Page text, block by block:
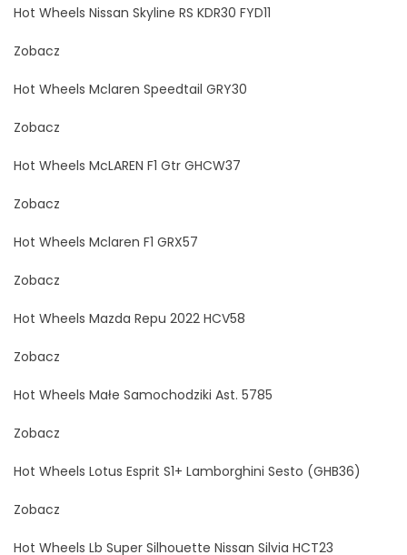
Hot Wheels Nissan Skyline RS KDR30 FYD11
Zobacz
Hot Wheels Mclaren Speedtail GRY30
Zobacz
Hot Wheels McLAREN F1 Gtr GHCW37
Zobacz
Hot Wheels Mclaren F1 GRX57
Zobacz
Hot Wheels Mazda Repu 2022 HCV58
Zobacz
Hot Wheels Małe Samochodziki Ast. 5785
Zobacz
Hot Wheels Lotus Esprit S1+ Lamborghini Sesto (GHB36)
Zobacz
Hot Wheels Lb Super Silhouette Nissan Silvia HCT23